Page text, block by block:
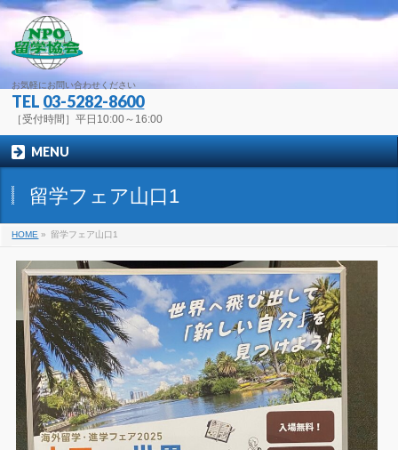
お気軽にお問い合わせください
TEL 03-5282-8600
［受付時間］平日10:00～16:00
MENU
留学フェア山口1
HOME » 留学フェア山口1